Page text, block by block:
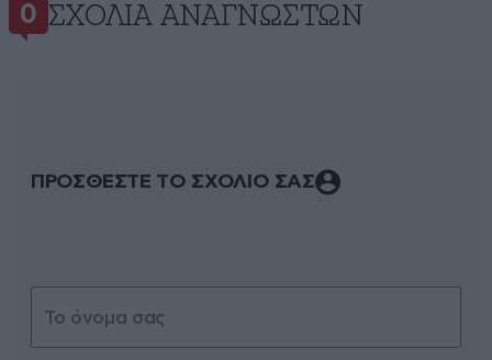
0 ΣΧΌΛΙΑ ΑΝΑΓΝΩΣΤΏΝ
ΠΡΟΣΘΕΣΤΕ ΤΟ ΣΧΟΛΙΟ ΣΑΣ